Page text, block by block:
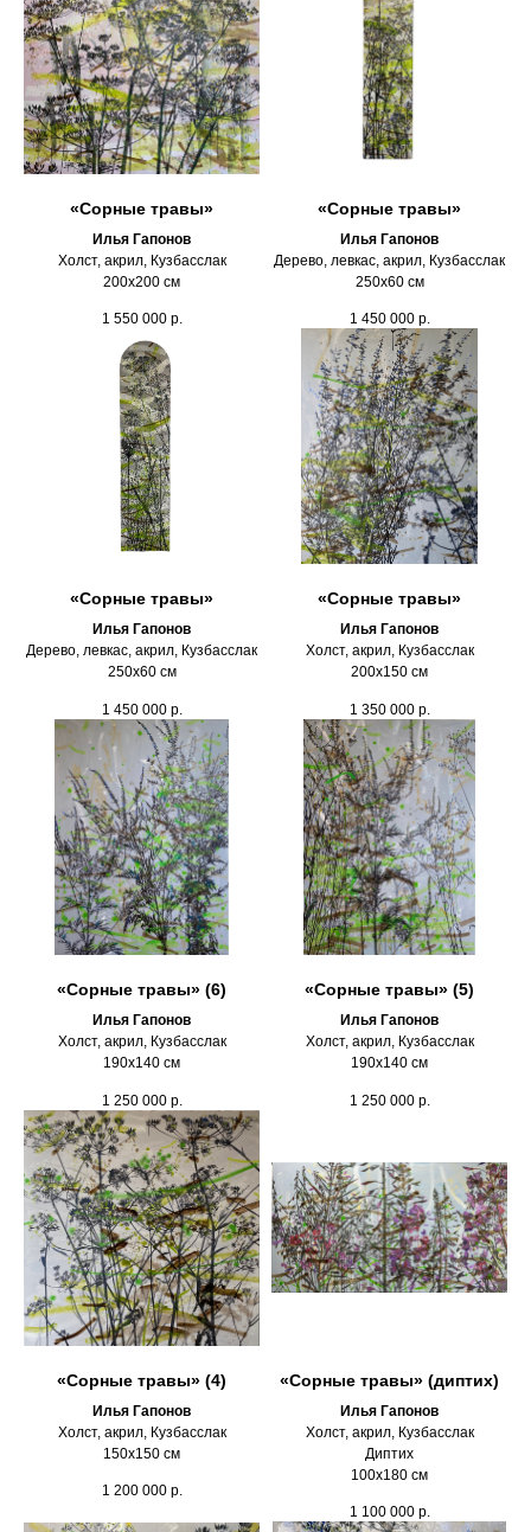
«Сорные травы»
Илья Гапонов
Холст, акрил, Кузбасслак
200х200 см
1 550 000 р.
«Сорные травы»
Илья Гапонов
Дерево, левкас, акрил, Кузбасслак
250х60 см
1 450 000 р.
«Сорные травы»
Илья Гапонов
Дерево, левкас, акрил, Кузбасслак
250х60 см
1 450 000 р.
«Сорные травы»
Илья Гапонов
Холст, акрил, Кузбасслак
200х150 см
1 350 000 р.
«Сорные травы» (6)
Илья Гапонов
Холст, акрил, Кузбасслак
190х140 см
1 250 000 р.
«Сорные травы» (5)
Илья Гапонов
Холст, акрил, Кузбасслак
190х140 см
1 250 000 р.
«Сорные травы» (4)
Илья Гапонов
Холст, акрил, Кузбасслак
150х150 см
1 200 000 р.
«Сорные травы» (диптих)
Илья Гапонов
Холст, акрил, Кузбасслак
Диптих
100х180 см
1 100 000 р.